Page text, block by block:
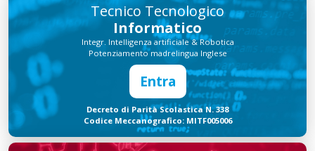
Tecnico Tecnologico
Informatico
Integr. Intelligenza artificiale & Robotica
Potenziamento madrelingua Inglese
Entra
Decreto di Parità Scolastica N. 338
Codice Meccanografico: MITF005006